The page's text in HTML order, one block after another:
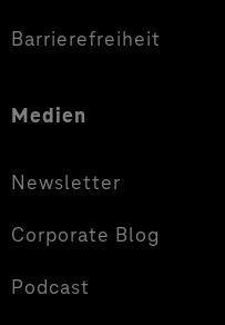
Barrierefreiheit
Medien
Newsletter
Corporate Blog
Podcast